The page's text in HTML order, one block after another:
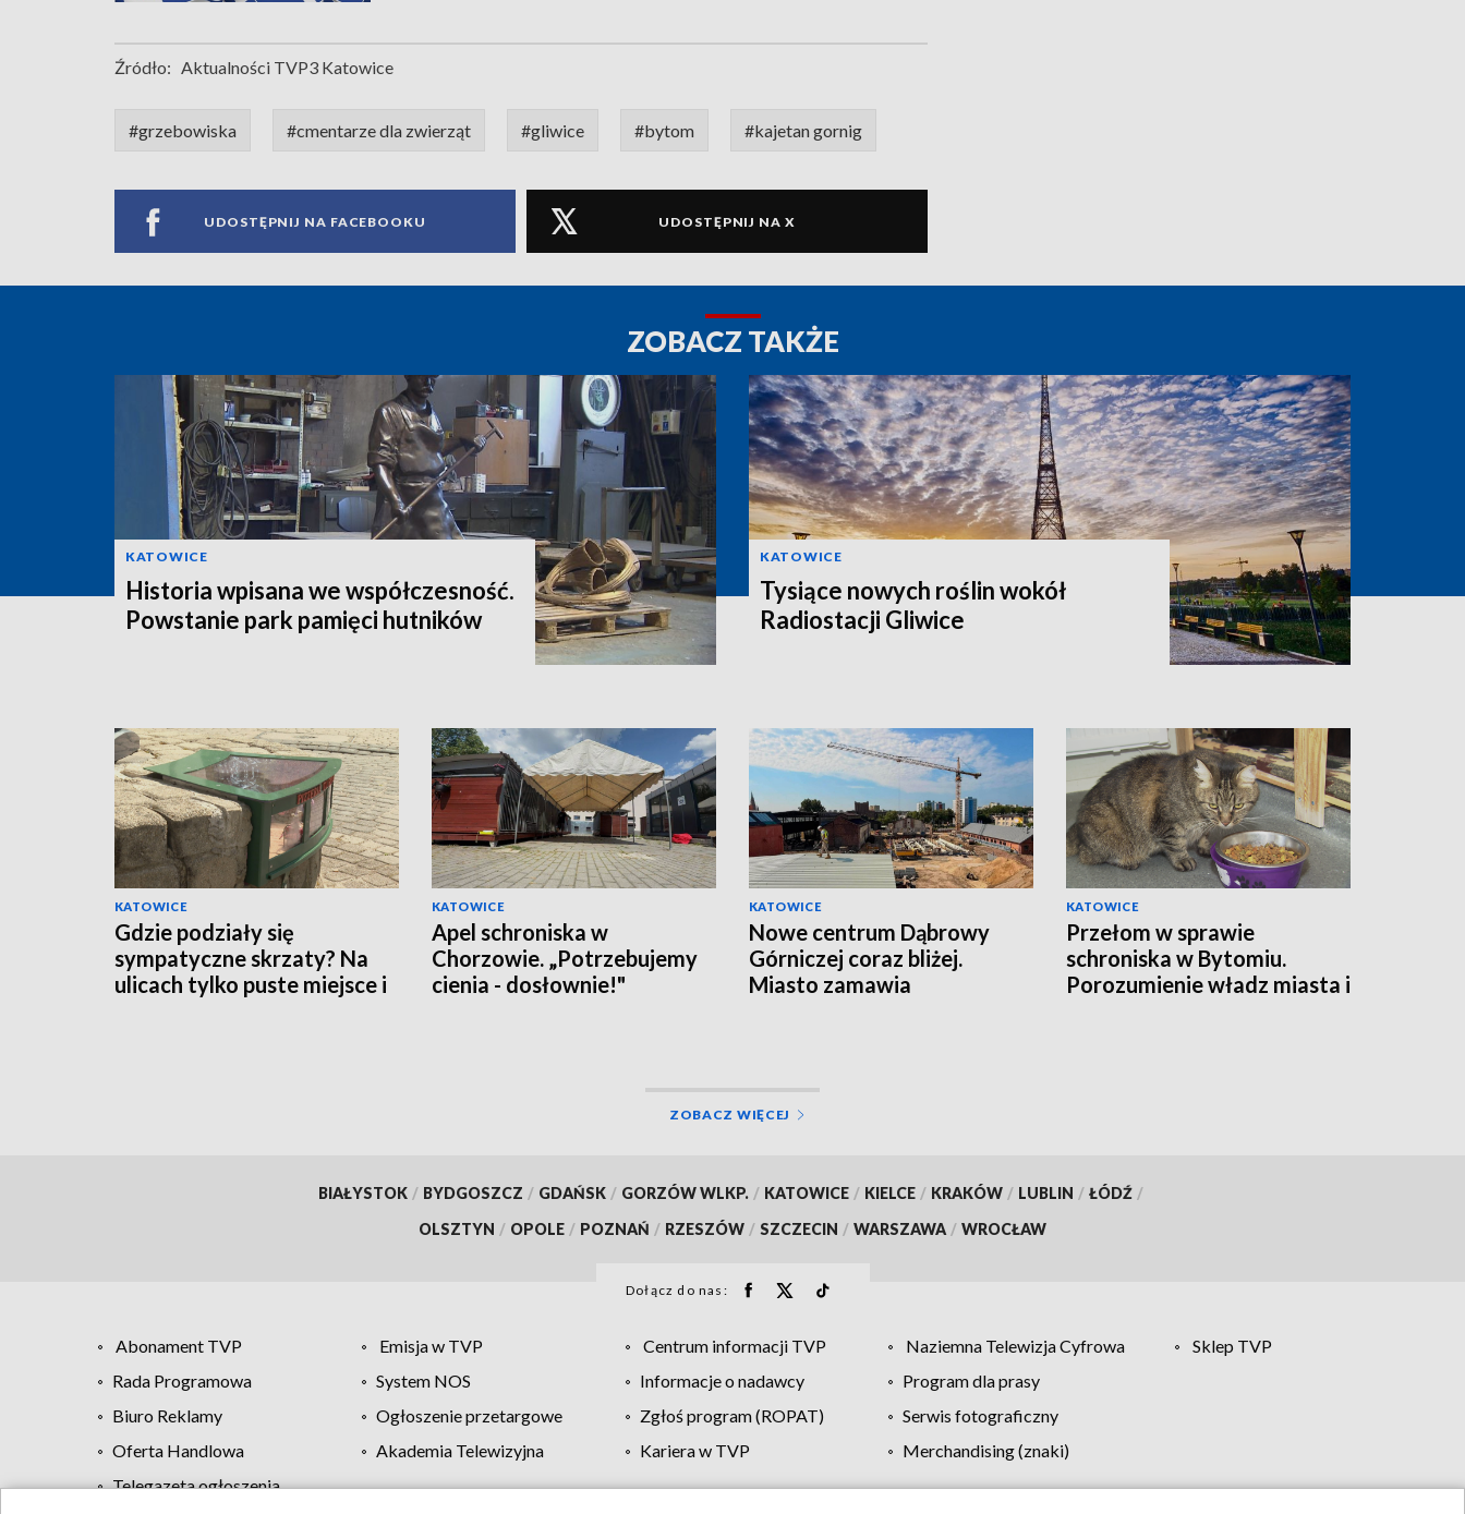
Źródło: Aktualności TVP3 Katowice
#grzebowiska #cmentarze dla zwierząt #gliwice #bytom #kajetan gornig
UDOSTĘPNIJ NA FACEBOOKU UDOSTĘPNIJ NA X
ZOBACZ TAKŻE
KATOWICE
Historia wpisana we współczesność.
Powstanie park pamięci hutników
KATOWICE
Tysiące nowych roślin wokół
Radiostacji Gliwice
KATOWICE
Gdzie podziały się
sympatyczne skrzaty? Na
ulicach tylko puste miejsce i
KATOWICE
Apel schroniska w
Chorzowie. „Potrzebujemy
cienia - dosłownie!"
KATOWICE
Nowe centrum Dąbrowy
Górniczej coraz bliżej.
Miasto zamawia
KATOWICE
Przełom w sprawie
schroniska w Bytomiu.
Porozumienie władz miasta i
ZOBACZ WIĘCEJ
BIAŁYSTOK / BYDGOSZCZ / GDAŃSK / GORZÓW WLKP. / KATOWICE / KIELCE / KRAKÓW / LUBLIN / ŁÓDŹ /
OLSZTYN / OPOLE / POZNAŃ / RZESZÓW / SZCZECIN / WARSZAWA / WROCŁAW
Dołącz do nas:
Abonament TVP Emisja w TVP Centrum informacji TVP Naziemna Telewizja Cyfrowa
Sklep TVP
Rada Programowa
System NOS Informacje o nadawcy
Program dla prasy
Biuro Reklamy
Ogłoszenie przetargowe Zgłoś program (ROPAT)
Serwis fotograficzny
Oferta Handlowa
Akademia Telewizyjna Kariera w TVP
Merchandising (znaki)
Telegazeta ogłoszenia